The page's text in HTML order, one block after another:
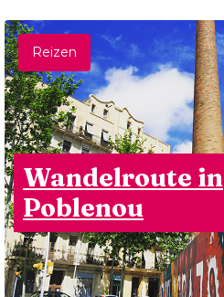
Reizen
Wandelroute in
Poblenou